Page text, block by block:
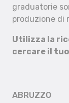
graduatorie
produzione di
Utilizza la
cercare il
ABRUZZO